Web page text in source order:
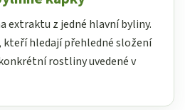
extraktu z jedné hlavní byliny.
kteří hledají přehledné složení
rostliny uvedené v